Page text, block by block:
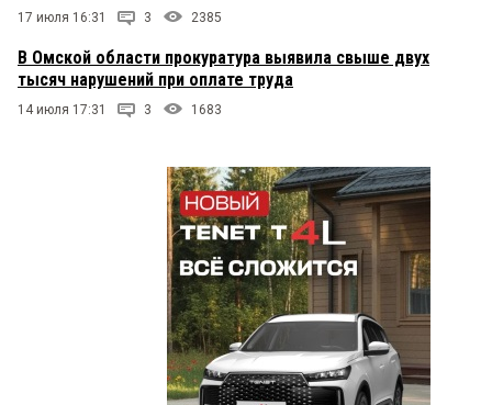
17 июля 16:31 3 2385
В Омской области прокуратура выявила свыше двух
тысяч нарушений при оплате труда
14 июля 17:31 3 1683